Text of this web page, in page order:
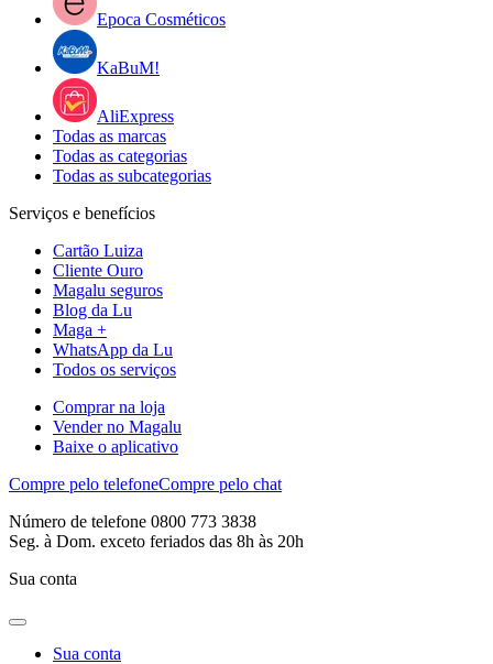
Epoca Cosméticos
KaBuM!
AliExpress
Todas as marcas
Todas as categorias
Todas as subcategorias
Serviços e benefícios
Cartão Luiza
Cliente Ouro
Magalu seguros
Blog da Lu
Maga +
WhatsApp da Lu
Todos os serviços
Comprar na loja
Vender no Magalu
Baixe o aplicativo
Compre pelo telefoneCompre pelo chat
Número de telefone 0800 773 3838
Seg. à Dom. exceto feriados das 8h às 20h
Sua conta
Sua conta